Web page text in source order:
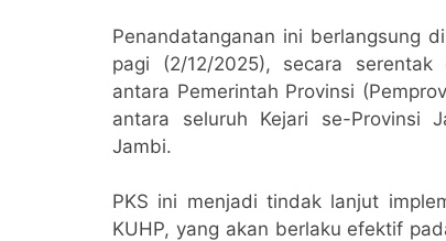
Penandatanganan ini berlangsung
pagi (2/12/2025), secara serentak
antara Pemerintah Provinsi
antara seluruh Kejari se-Provinsi
Jambi.
​PKS ini menjadi tindak lanjut
KUHP, yang akan berlaku efektif